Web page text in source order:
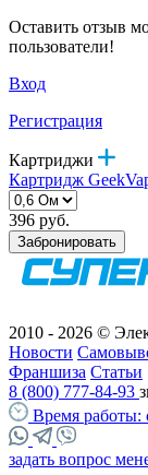
Оставить отзыв
пользователи!
Вход
Регистрация
Картриджи
Картридж
396 руб.
Забронировать
2010 - 2026 ©
Новости
Франшиза Статьи
8 (800) 777-84-93
Время работы:
задать вопрос